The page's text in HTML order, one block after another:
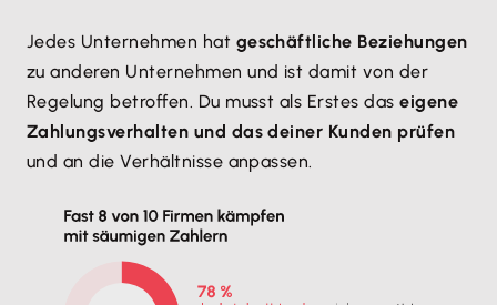
Jedes Unternehmen hat geschäftliche Beziehungen
zu anderen Unternehmen und ist damit von der
Regelung betroffen. Du musst als Erstes daseigene
Zahlungsverhalten und das deiner Kunden prüfen
und an die Verhältnisse anpassen.